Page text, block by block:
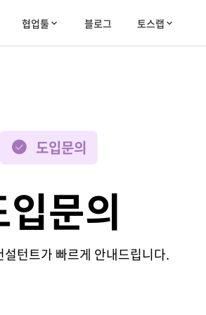
협업툴 블로그 토스랩
도입문의
입문의
설턴트가 빠르게 안내드립니다.